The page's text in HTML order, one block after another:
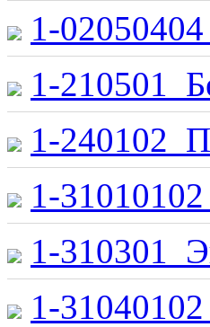
1-
1-
1-
1-
1-
1-